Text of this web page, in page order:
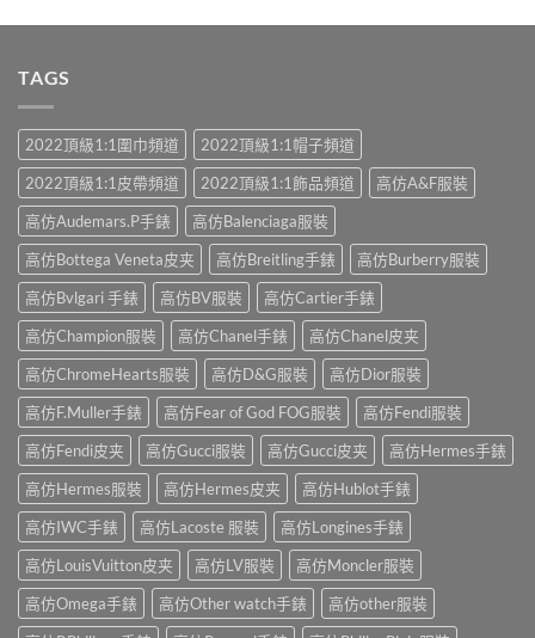
TAGS
2022頂級1:1圍巾頻道
2022頂級1:1帽子頻道
2022頂級1:1皮帶頻道
2022頂級1:1飾品頻道
高仿A&F服裝
高仿Audemars.P手錶
高仿Balenciaga服裝
高仿Bottega Veneta皮夹
高仿Breitling手錶
高仿Burberry服裝
高仿Bvlgari 手錶
高仿BV服裝
高仿Cartier手錶
高仿Champion服裝
高仿Chanel手錶
高仿Chanel皮夹
高仿ChromeHearts服裝
高仿D&G服裝
高仿Dior服裝
高仿F.Muller手錶
高仿Fear of God FOG服裝
高仿Fendi服裝
高仿Fendi皮夹
高仿Gucci服裝 高仿Gucci皮夹
高仿Hermes手錶
高仿Hermes服裝
高仿Hermes皮夹
高仿Hublot手錶
高仿IWC手錶
高仿Lacoste 服裝
高仿Longines手錶
高仿LouisVuitton皮夹
高仿LV服裝
高仿Moncler服裝
高仿Omega手錶
高仿Other watch手錶
高仿other服裝